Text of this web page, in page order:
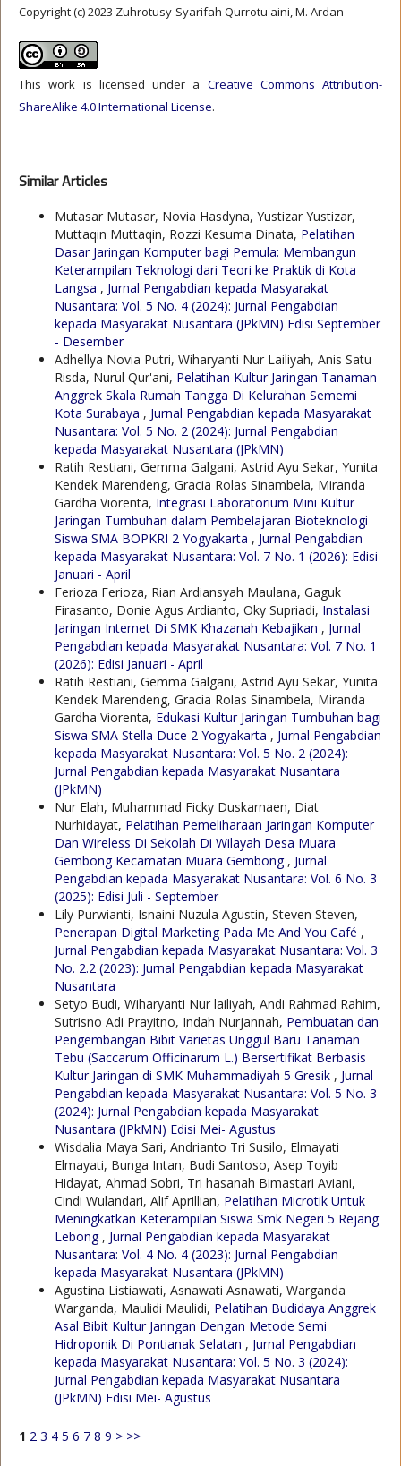
Copyright (c) 2023 Zuhrotusy-Syarifah Qurrotu'aini, M. Ardan
This work is licensed under a Creative Commons Attribution-
ShareAlike 4.0 International License.
Similar Articles
Mutasar Mutasar, Novia Hasdyna, Yustizar Yustizar,
Muttaqin Muttaqin, Rozzi Kesuma Dinata, Pelatihan
Dasar Jaringan Komputer bagi Pemula: Membangun
Keterampilan Teknologi dari Teori ke Praktik di Kota
Langsa , Jurnal Pengabdian kepada Masyarakat
Nusantara: Vol. 5 No. 4 (2024): Jurnal Pengabdian
kepada Masyarakat Nusantara (JPkMN) Edisi September
- Desember
Adhellya Novia Putri, Wiharyanti Nur Lailiyah, Anis Satu
Risda, Nurul Qur'ani, Pelatihan Kultur Jaringan Tanaman
Anggrek Skala Rumah Tangga Di Kelurahan Sememi
Kota Surabaya , Jurnal Pengabdian kepada Masyarakat
Nusantara: Vol. 5 No. 2 (2024): Jurnal Pengabdian
kepada Masyarakat Nusantara (JPkMN)
Ratih Restiani, Gemma Galgani, Astrid Ayu Sekar, Yunita
Kendek Marendeng, Gracia Rolas Sinambela, Miranda
Gardha Viorenta, Integrasi Laboratorium Mini Kultur
Jaringan Tumbuhan dalam Pembelajaran Bioteknologi
Siswa SMA BOPKRI 2 Yogyakarta , Jurnal Pengabdian
kepada Masyarakat Nusantara: Vol. 7 No. 1 (2026): Edisi
Januari - April
Ferioza Ferioza, Rian Ardiansyah Maulana, Gaguk
Firasanto, Donie Agus Ardianto, Oky Supriadi, Instalasi
Jaringan Internet Di SMK Khazanah Kebajikan , Jurnal
Pengabdian kepada Masyarakat Nusantara: Vol. 7 No. 1
(2026): Edisi Januari - April
Ratih Restiani, Gemma Galgani, Astrid Ayu Sekar, Yunita
Kendek Marendeng, Gracia Rolas Sinambela, Miranda
Gardha Viorenta, Edukasi Kultur Jaringan Tumbuhan bagi
Siswa SMA Stella Duce 2 Yogyakarta , Jurnal Pengabdian
kepada Masyarakat Nusantara: Vol. 5 No. 2 (2024):
Jurnal Pengabdian kepada Masyarakat Nusantara
(JPkMN)
Nur Elah, Muhammad Ficky Duskarnaen, Diat
Nurhidayat, Pelatihan Pemeliharaan Jaringan Komputer
Dan Wireless Di Sekolah Di Wilayah Desa Muara
Gembong Kecamatan Muara Gembong , Jurnal
Pengabdian kepada Masyarakat Nusantara: Vol. 6 No. 3
(2025): Edisi Juli - September
Lily Purwianti, Isnaini Nuzula Agustin, Steven Steven,
Penerapan Digital Marketing Pada Me And You Café ,
Jurnal Pengabdian kepada Masyarakat Nusantara: Vol. 3
No. 2.2 (2023): Jurnal Pengabdian kepada Masyarakat
Nusantara
Setyo Budi, Wiharyanti Nur lailiyah, Andi Rahmad Rahim,
Sutrisno Adi Prayitno, Indah Nurjannah, Pembuatan dan
Pengembangan Bibit Varietas Unggul Baru Tanaman
Tebu (Saccarum Officinarum L.) Bersertifikat Berbasis
Kultur Jaringan di SMK Muhammadiyah 5 Gresik , Jurnal
Pengabdian kepada Masyarakat Nusantara: Vol. 5 No. 3
(2024): Jurnal Pengabdian kepada Masyarakat
Nusantara (JPkMN) Edisi Mei- Agustus
Wisdalia Maya Sari, Andrianto Tri Susilo, Elmayati
Elmayati, Bunga Intan, Budi Santoso, Asep Toyib
Hidayat, Ahmad Sobri, Tri hasanah Bimastari Aviani,
Cindi Wulandari, Alif Aprillian, Pelatihan Microtik Untuk
Meningkatkan Keterampilan Siswa Smk Negeri 5 Rejang
Lebong , Jurnal Pengabdian kepada Masyarakat
Nusantara: Vol. 4 No. 4 (2023): Jurnal Pengabdian
kepada Masyarakat Nusantara (JPkMN)
Agustina Listiawati, Asnawati Asnawati, Warganda
Warganda, Maulidi Maulidi, Pelatihan Budidaya Anggrek
Asal Bibit Kultur Jaringan Dengan Metode Semi
Hidroponik Di Pontianak Selatan , Jurnal Pengabdian
kepada Masyarakat Nusantara: Vol. 5 No. 3 (2024):
Jurnal Pengabdian kepada Masyarakat Nusantara
(JPkMN) Edisi Mei- Agustus
1 2 3 4 5 6 7 8 9 > >>